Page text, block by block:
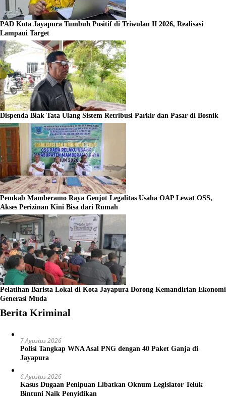
PAD Kota Jayapura Tumbuh Positif di Triwulan II 2026, Realisasi
Lampaui Target
Dispenda Biak Tata Ulang Sistem Retribusi Parkir dan Pasar di Bosnik
Pemkab Mamberamo Raya Genjot Legalitas Usaha OAP Lewat OSS,
Akses Perizinan Kini Bisa dari Rumah
Pelatihan Barista Lokal di Kota Jayapura Dorong Kemandirian Ekonomi
Generasi Muda
Berita Kriminal
7 Agustus 2026
Polisi Tangkap WNA Asal PNG dengan 40 Paket Ganja di
Jayapura
6 Agustus 2026
Kasus Dugaan Penipuan Libatkan Oknum Legislator Teluk
Bintuni Naik Penyidikan